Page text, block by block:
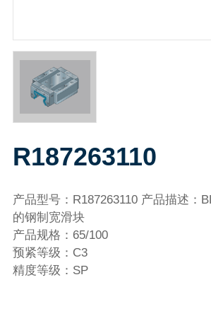
R187263110
产品型号：R187263110 产品描述：
的钢制宽滑块
产品规格：65/100
预紧等级：C3
精度等级：SP